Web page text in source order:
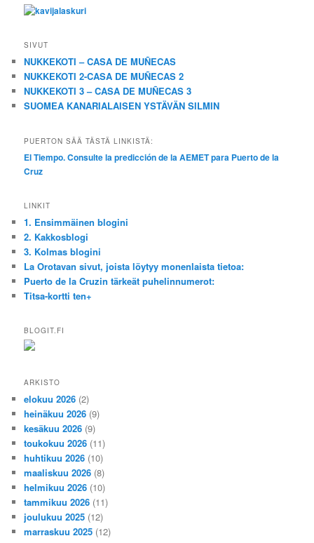
SIVUT
NUKKEKOTI – CASA DE MUÑECAS
NUKKEKOTI 2-CASA DE MUÑECAS 2
NUKKEKOTI 3 – CASA DE MUÑECAS 3
SUOMEA KANARIALAISEN YSTÄVÄN SILMIN
PUERTON SÄÄ TÄSTÄ LINKISTÄ:
El Tiempo. Consulte la predicción de la AEMET para Puerto de la
Cruz
LINKIT
1. Ensimmäinen blogini
2. Kakkosblogi
3. Kolmas blogini
La Orotavan sivut, joista löytyy monenlaista tietoa:
Puerto de la Cruzin tärkeät puhelinnumerot:
Titsa-kortti ten+
BLOGIT.FI
ARKISTO
elokuu 2026 (2)
heinäkuu 2026 (9)
kesäkuu 2026 (9)
toukokuu 2026 (11)
huhtikuu 2026 (10)
maaliskuu 2026 (8)
helmikuu 2026 (10)
tammikuu 2026 (11)
joulukuu 2025 (12)
marraskuu 2025 (12)